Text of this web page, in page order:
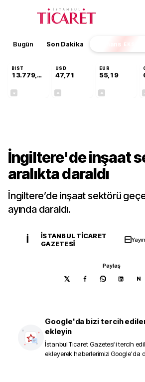
Bugün Son Dakika Finans EKSTRA
BIST
13.779,39
USD
47,71
EUR
55,19
İngiltere'de inşaat
aralıkta daraldı
İngiltere’de inşaat sektörü
ayında daraldı.
İ
İSTANBUL TICARET
GAZETESI
Paylaş
N
Google'da bizi tercih
ekleyin
İstanbul Ticaret Gazetesi'i tercih
ekleyerek haberlerimizi Google'da